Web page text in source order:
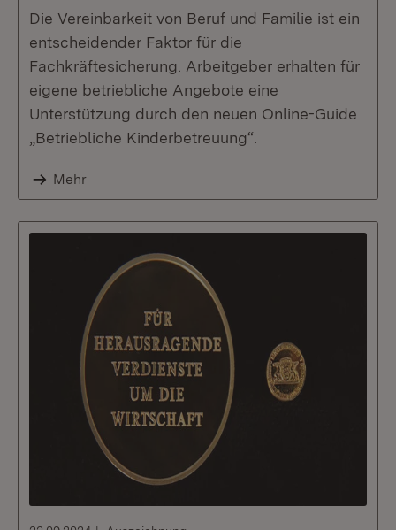
Die Vereinbarkeit von Beruf und Familie ist ein
entscheidender Faktor für die
Fachkräftesicherung. Arbeitgeber erhalten für
eigene betriebliche Angebote eine
Unterstützung durch den neuen Online-Guide
„Betriebliche Kinderbetreuung“.
Mehr